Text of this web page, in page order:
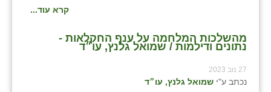
קרא עוד...
מהשלכות המלחמה על ענף החקלאות -
נתונים ודילמות / שמואל גלנץ, עו״ד
27 נוב 2023
נכתב ע"י שמואל גלנץ, עו״ד
רמות השבים
רמת הדר